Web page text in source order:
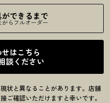
できるまで
がらフルオーダー
はこちら
談ください
状と異なることがあります。店舗
ご確認いただけますと幸いです。